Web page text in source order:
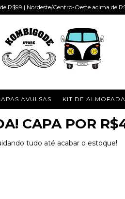
R$99 | Nordeste/Centro-Oeste acima de
AVULSAS KIT DE
CAPA POR
tudo até acabar o estoque!